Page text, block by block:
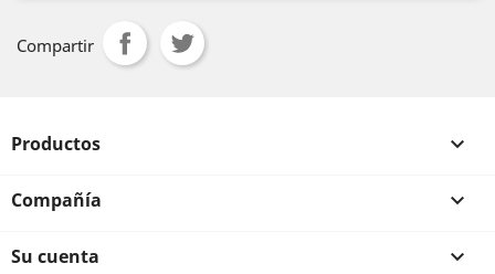
Compartir
Productos 
Compañía 
Su cuenta 